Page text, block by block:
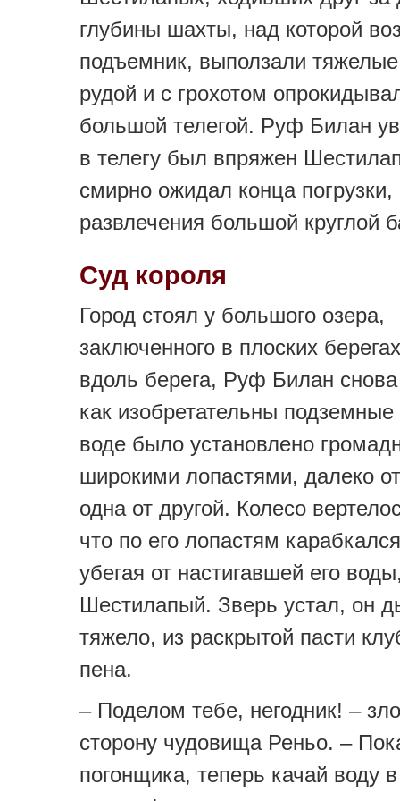
глубины шахты, над которой
подъемник, выползали
рудой и с грохотом
большой телегой. Руф Билан
в телегу был впряжен
смирно ожидал конца
развлечения большой круглой
Суд короля
Город стоял у большого озера,
заключенного в плоских
вдоль берега, Руф Билан
как изобретательны
воде было установлено
широкими лопастями, далеко
одна от другой. Колесо
что по его лопастям
убегая от настигавшей его
Шестилапый. Зверь устал, он
тяжело, из раскрытой пасти
пена.
– Поделом тебе, негодник! –
сторону чудовища Реньо. –
погонщика, теперь качай воду